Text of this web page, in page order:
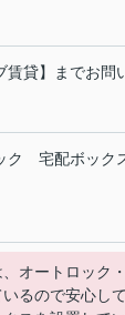
貸】までお問
ク 宅配ボック
オートロック
るので安心し